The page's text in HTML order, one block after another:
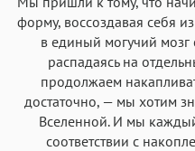
форму, воссоздавая себя
в единый могучий
распадаясь на
продолжаем
достаточно, — мы хотим
Вселенной. И мы
соответствии с